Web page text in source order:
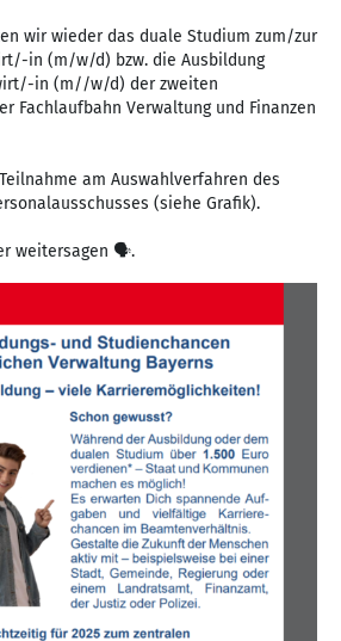
wir wieder das duale Studium zum/zur
in (m/w/d) bzw. die Ausbildung
in (m//w/d) der zweiten
Fachlaufbahn Verwaltung und Finanzen
am Auswahlverfahren des
(siehe Grafik).
weitersagen 🗣️.